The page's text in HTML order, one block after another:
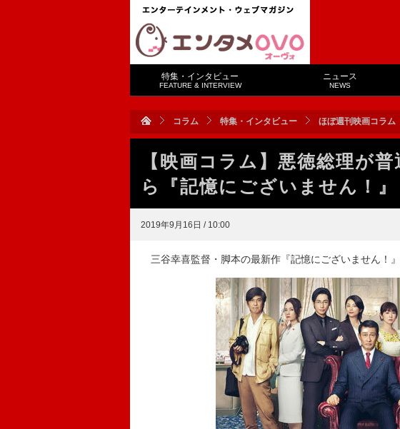
特集・インタビュー
FEATURE & INTERVIEW
ニュース
NEWS
コラム 特集・インタビュー ほぼ週刊映画コラム
【映画コラム】悪徳総理が
ら『記憶にございません！』
2019年9月16日 / 10:00
三谷幸喜監督・脚本の最新作『記憶にございません！』